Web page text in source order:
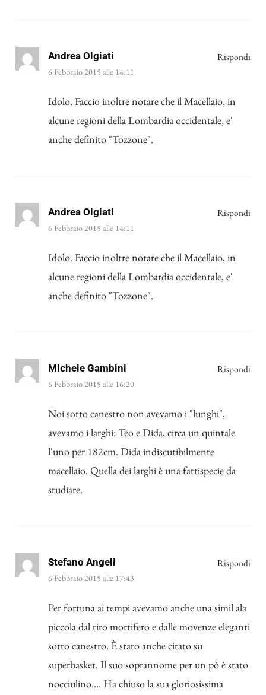
Andrea Olgiati
6 Febbraio 2015 alle 14:11
Idolo. Faccio inoltre notare che il Macellaio, in
alcune regioni della Lombardia occidentale, e'
anche definito "Tozzone".
Rispondi
Andrea Olgiati
6 Febbraio 2015 alle 14:11
Idolo. Faccio inoltre notare che il Macellaio, in
alcune regioni della Lombardia occidentale, e'
anche definito "Tozzone".
Rispondi
Michele Gambini
6 Febbraio 2015 alle 16:20
Noi sotto canestro non avevamo i "lunghi",
avevamo i larghi: Teo e Dida, circa un quintale
l'uno per 182cm. Dida indiscutibilmente
macellaio. Quella dei larghi è una fattispecie da
studiare.
Rispondi
Stefano Angeli
6 Febbraio 2015 alle 17:43
Per fortuna ai tempi avevamo anche una simil ala
piccola dal tiro mortifero e dalle movenze eleganti
sotto canestro. È stato anche citato su
superbasket. Il suo soprannome per un pò è stato
nocciulino…. Ha chiuso la sua gloriosissima
Rispondi